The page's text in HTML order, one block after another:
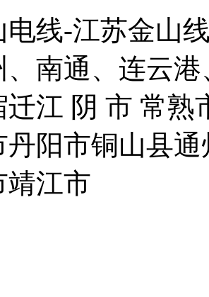
电线-江苏金山
、南通、连云
迁江 阴 市 常
丹阳市铜山县
靖江市